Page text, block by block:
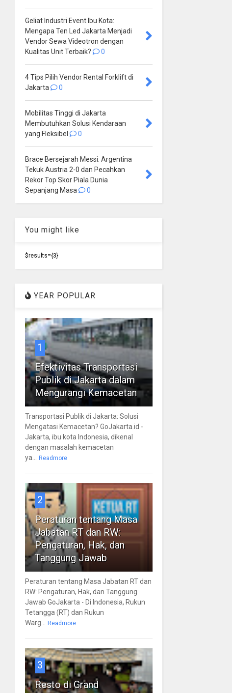
Geliat Industri Event Ibu Kota:
Mengapa Ten Led Jakarta Menjadi
Vendor Sewa Videotron dengan
Kualitas Unit Terbaik?
0
4 Tips Pilih Vendor Rental Forklift di
Jakarta
0
Mobilitas Tinggi di Jakarta
Membutuhkan Solusi Kendaraan
yang Fleksibel
0
Brace Bersejarah Messi: Argentina
Tekuk Austria 2-0 dan Pecahkan
Rekor Top Skor Piala Dunia
Sepanjang Masa
0
You might like
$results={3}
YEAR POPULAR
1
Efektivitas Transportasi
Publik di Jakarta dalam
Mengurangi Kemacetan
Transportasi Publik di Jakarta: Solusi
Mengatasi Kemacetan? GoJakarta.id -
Jakarta, ibu kota Indonesia, dikenal
dengan masalah kemacetan
ya... Readmore
2
Peraturan tentang Masa
Jabatan RT dan RW:
Pengaturan, Hak, dan
Tanggung Jawab
Peraturan tentang Masa Jabatan RT dan
RW: Pengaturan, Hak, dan Tanggung
Jawab GoJakarta - Di Indonesia, Rukun
Tetangga (RT) dan Rukun
Warg... Readmore
3
Resto di Grand